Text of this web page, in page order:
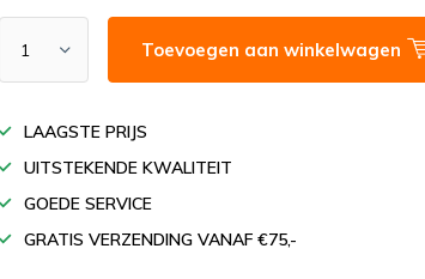
Toevoegen aan winkelwagen
LAAGSTE PRIJS
UITSTEKENDE KWALITEIT
GOEDE SERVICE
GRATIS VERZENDING VANAF €75,-